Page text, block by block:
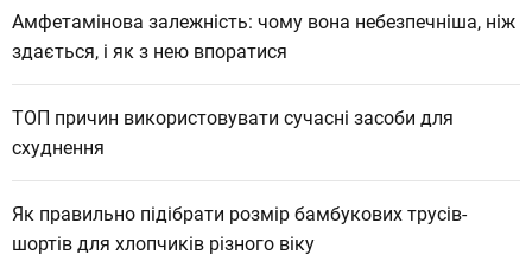
Амфетамінова залежність: чому вона небезпечніша, ніж
здається, і як з нею впоратися
ТОП причин використовувати сучасні засоби для
схуднення
Як правильно підібрати розмір бамбукових трусів-
шортів для хлопчиків різного віку